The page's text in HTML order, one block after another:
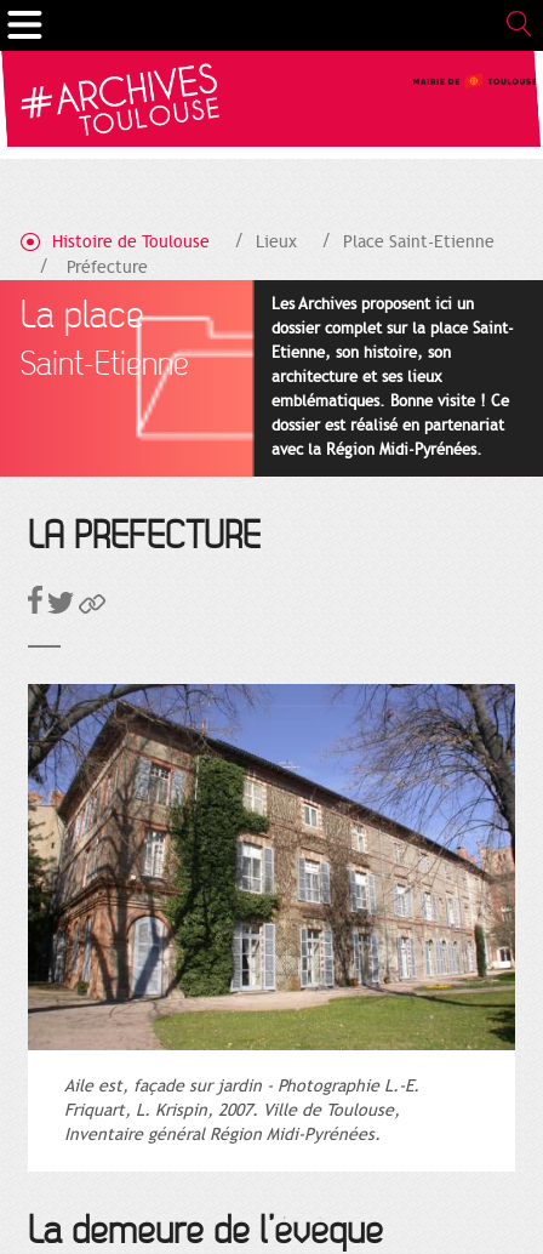
Histoire de Toulouse Lieux
Place Saint-Etienne
Préfecture
La place
Saint-Etienne
Les Archives proposent ici un
dossier complet sur la place Saint-
Etienne, son histoire, son
architecture et ses lieux
emblématiques. Bonne visite ! Ce
dossier est réalisé en partenariat
avec la Région Midi-Pyrénées.
LA PREFECTURE
Aile est, façade sur jardin - Photographie L.-E.
Friquart, L. Krispin, 2007. Ville de Toulouse,
Inventaire général Région Midi-Pyrénées.
La demeure de l’évêque
Cookies management panel